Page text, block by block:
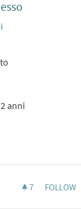
anni
7 7
FOLLOW